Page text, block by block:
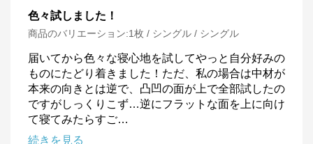
色々試しました！
商品のバリエーション:1枚 / シングル / シングル
届いてから色々な寝心地を試してやっと自分好みの
ものにたどり着きました！ただ、私の場合は中材が
本来の向きとは逆で、凸凹の面が上で全部試したの
ですがしっくりこず…逆にフラットな面を上に向け
て寝てみたらすご…
続きを見る